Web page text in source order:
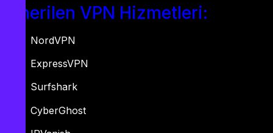
Önerilen VPN Hizmetleri:
NordVPN
ExpressVPN
Surfshark
CyberGhost